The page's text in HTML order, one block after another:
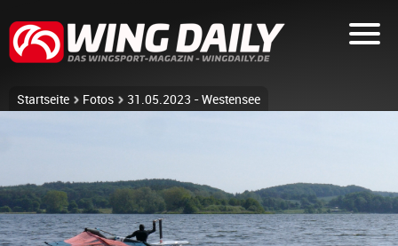
Startseite Fotos 31.05.2023 - Westensee